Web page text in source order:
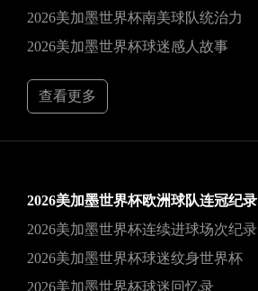
2026美加墨世界杯南美球队统治力
2026美加墨世界杯球迷感人故事
查看更多
2026美加墨世界杯欧洲球队连冠纪录
2026美加墨世界杯连续进球场次纪录
2026美加墨世界杯球迷纹身世界杯
2026美加墨世界杯球迷回忆录